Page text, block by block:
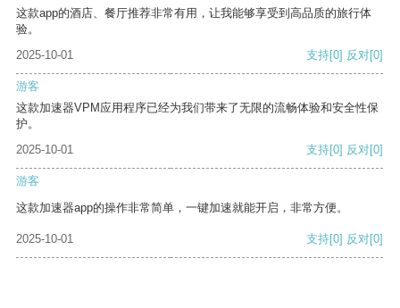
这款app的酒店、餐厅推荐非常有用，让我能够享受到高品质的旅行体
验。
2025-10-01
支持[0] 反对[0]
游客
这款加速器VPM应用程序已经为我们带来了无限的流畅体验和安全性保
护。
2025-10-01
支持[0] 反对[0]
游客
这款加速器app的操作非常简单，一键加速就能开启，非常方便。
2025-10-01 支持[0] 反对[0]